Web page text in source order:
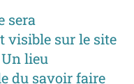
sera
visible sur le site
Un lieu
du savoir faire